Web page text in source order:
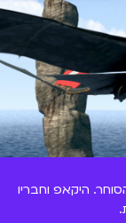
היקאפ וחבריו